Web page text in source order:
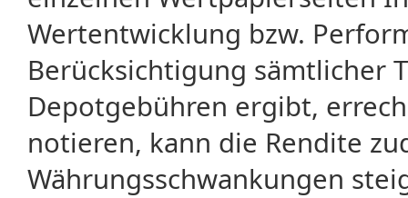
Wertentwicklung bzw.
Berücksichtigung sämtlicher
Depotgebühren ergibt,
notieren, kann die Rendite
Währungsschwankungen